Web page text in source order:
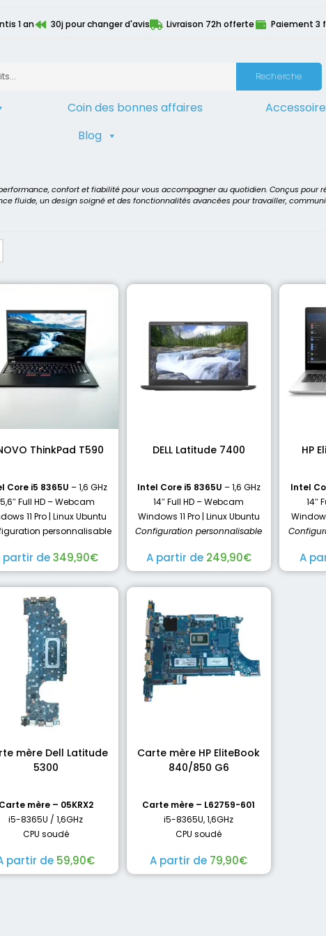
1 an 30j pour changer d'avis Livraison 72h offerte Paiement 3
Recherche
Coin des bonnes affaires
Blog
Intel Core i5 8365U
confort et fiabilité pour vous accompagner au quotidien. Conçus pour
fluide, un design soigné et des fonctionnalités avancées pour travailler,
ThinkPad T590
Core i5 8365U – 1,6 GHz
Full HD – Webcam
11 Pro | Linux Ubuntu
personnalisable
partir de349,90€
DELL Latitude 7400
Intel Core i5 8365U – 1,6 GHz
14″ Full HD – Webcam
Windows 11 Pro | Linux Ubuntu
Configuration personnalisable
A partir de 249,90€
HP
Intel
14″
A
mère Dell Latitude
5300
Carte mère – 05KRX2
i5-8365U / 1,6GHz
CPU soudé
partir de 59,90€
Carte mère HP EliteBook
840/850 G6
Carte mère – L62759-601
i5-8365U, 1,6GHz
CPU soudé
A partir de 79,90€